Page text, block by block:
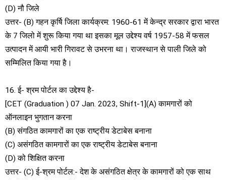
(D) नौ जिले
उत्तर- (B) गहन कृर्षि जिला कार्यक्रम: 1960-61 में केन्द्र सरकार द्वारा भारत
के 7 जिलो में शुरू किया गया था इसका मूल उद्देश्य वर्ष 1957-58 में फसल
उत्पादन में आयी भारी गिरावट से उभरना था। राजस्थान से पाली जिले को
सम्मिलित किया गया है।
16. ई- श्रम पोर्टल का उद्देश्य है-
[CET (Graduation ) 07 Jan. 2023, Shift-1](A) कामगारों को
ऑनलाइन भुगतान करना
(B) संगठित कामगारों का एक राष्ट्रीय डेटाबेस बनाना
(C) असंगठित कामगारों का एक राष्ट्रीय डेटाबेस बनाना
(D) को शिक्षित करना
उत्तर- (C) ई-श्रम पोर्टल:- देश के असंगठित क्षेत्र के कामगारों को एक साथ